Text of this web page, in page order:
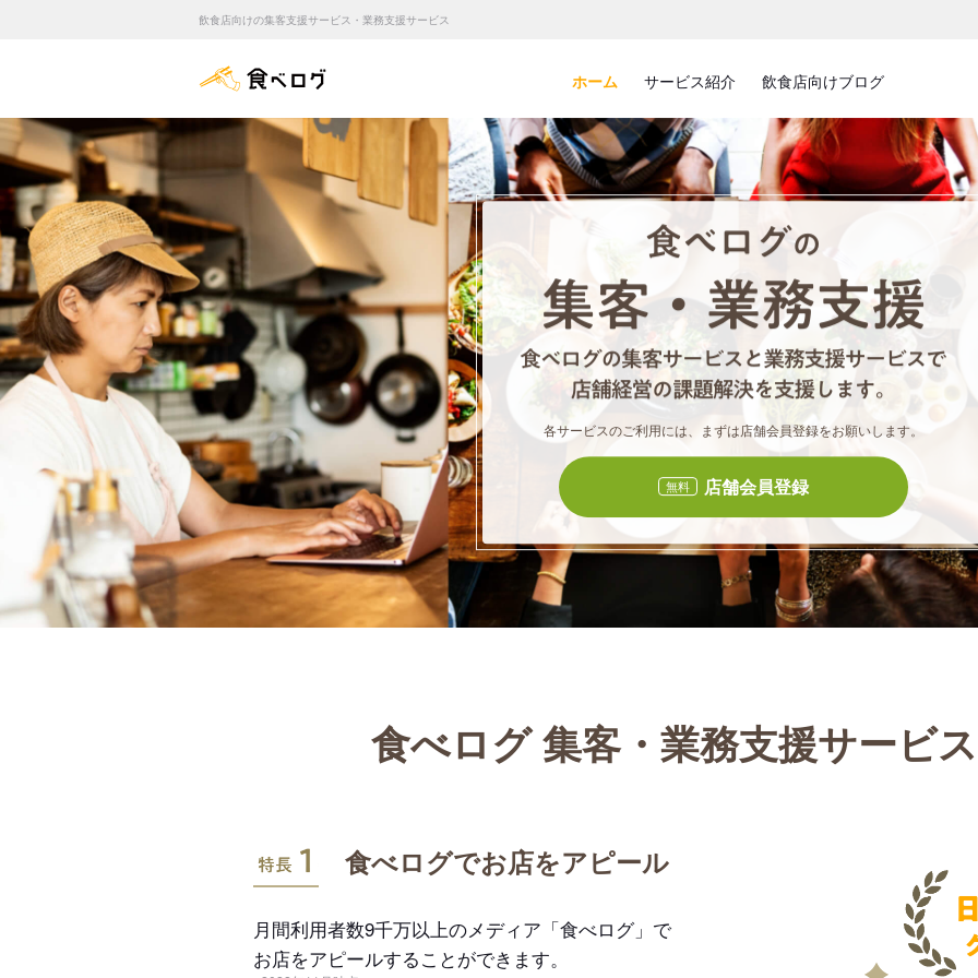
飲食店向けの集客支援サービス・業務支援サービス
ホーム サービス紹介 飲食店向けブログ
食べロ
各サービスのご利用には、まずは店舗会員登録をお願いします。
無料 店舗会員登録
食べログ 集客・業務支援サービ
特長1
食べログでお店をアピール
月間利用者数9千万以上のメディア「食べログ」で
お店をアピールすることができます。